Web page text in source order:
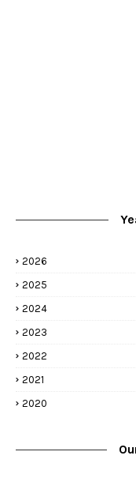
2026
2025
2024
2023
2022
2021
2020